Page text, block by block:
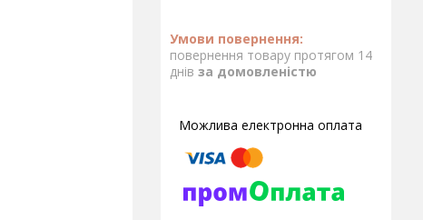
повернення товару протягом 14
днів за домовленістю